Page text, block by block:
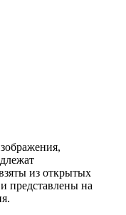
из открытых
представлены на